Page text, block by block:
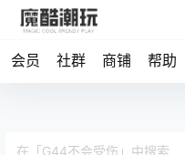
会员 社群 商铺 帮助